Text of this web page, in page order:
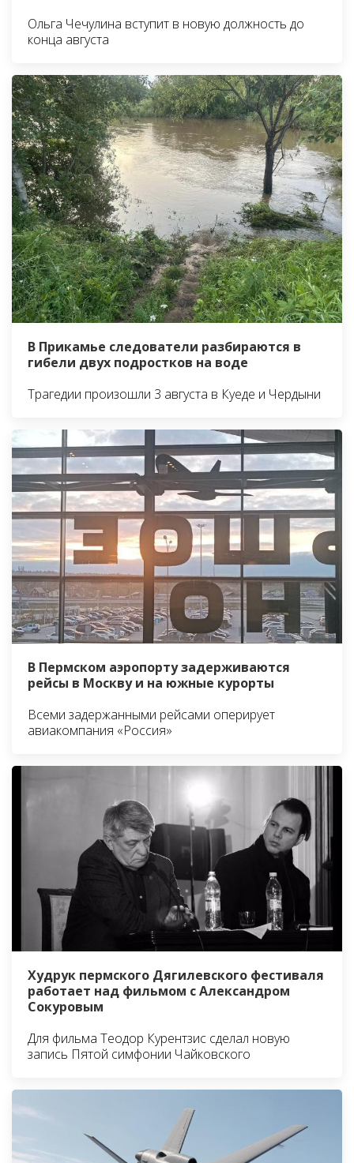
Ольга Чечулина вступит в новую должность до
конца августа
В Прикамье следователи разбираются в
гибели двух подростков на воде
Трагедии произошли 3 августа в Куеде и Чердыни
В Пермском аэропорту задерживаются
рейсы в Москву и на южные курорты
Всеми задержанными рейсами оперирует
авиакомпания «Россия»
Худрук пермского Дягилевского фестиваля
работает над фильмом с Александром
Сокуровым
Для фильма Теодор Курентзис сделал новую
запись Пятой симфонии Чайковского